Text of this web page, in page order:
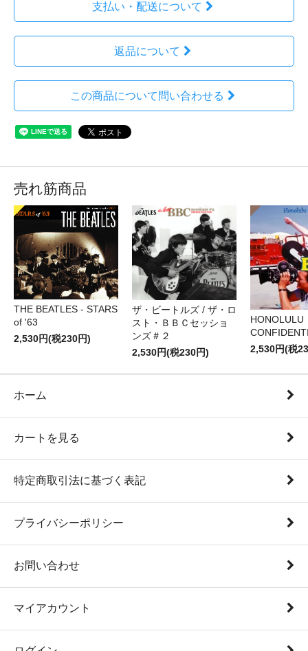
支払い・配送について
返品について
この商品について問い合わせる
売れ筋商品
THE BEATLES - STARS
of '63
2,530円(税230円)
ザ・ビートルズ / ザ・ロ
スト・ＢＢＣセッショ
ンズ＃２
2,530円(税230円)
HONOLULU
2,530円(税
ホーム
カートを見る
特定商取引法に基づく表記
プライバシーポリシー
お問い合わせ
マイアカウント